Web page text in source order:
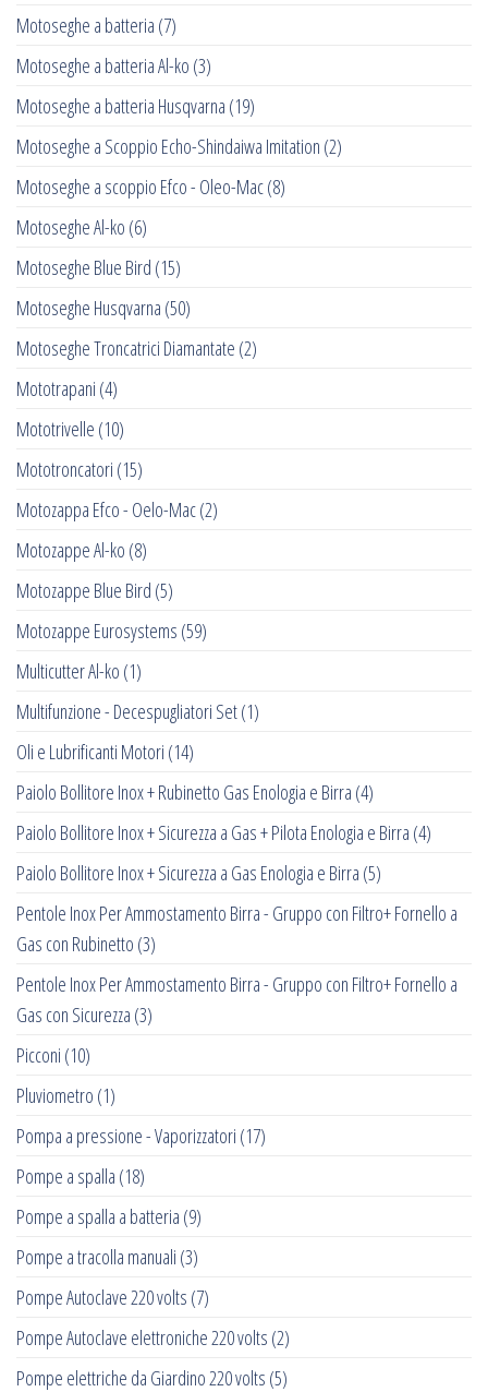
Motoseghe a batteria (7)
Motoseghe a batteria Al-ko (3)
Motoseghe a batteria Husqvarna (19)
Motoseghe a Scoppio Echo-Shindaiwa Imitation (2)
Motoseghe a scoppio Efco - Oleo-Mac(8)
Motoseghe Al-ko (6)
Motoseghe Blue Bird (15)
Motoseghe Husqvarna (50)
Motoseghe Troncatrici Diamantate (2)
Mototrapani (4)
Mototrivelle (10)
Mototroncatori (15)
Motozappa Efco - Oelo-Mac(2)
Motozappe Al-ko (8)
Motozappe Blue Bird (5)
Motozappe Eurosystems (59)
Multicutter Al-ko (1)
Multifunzione - Decespugliatori Set(1)
Oli e Lubrificanti Motori (14)
Paiolo Bollitore Inox + Rubinetto Gas Enologia e Birra (4)
Paiolo Bollitore Inox + Sicurezza a Gas + Pilota Enologia e Birra (4)
Paiolo Bollitore Inox + Sicurezza a Gas Enologia e Birra (5)
Pentole Inox Per Ammostamento Birra - Gruppo con Filtro+ Fornello a
Gas con Rubinetto (3)
Pentole Inox Per Ammostamento Birra - Gruppo con Filtro+ Fornello a
Gas con Sicurezza (3)
Picconi (10)
Pluviometro (1)
Pompa a pressione - Vaporizzatori (17)
Pompe a spalla (18)
Pompe a spalla a batteria (9)
Pompe a tracolla manuali (3)
Pompe Autoclave 220 volts (7)
Pompe Autoclave elettroniche 220 volts (2)
Pompe elettriche da Giardino 220 volts (5)